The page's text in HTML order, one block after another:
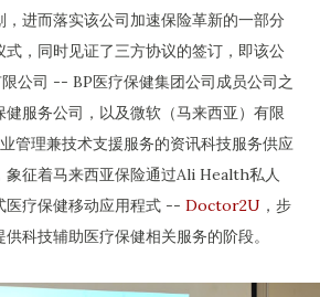
进而落实该公司加速保险革新的一部分
，同时见证了三方协议的签订，即该公
公司 -- BP医疗保健集团公司成员公司之
服务公司，以及微软（马来西亚）有限
管理兼技术支援服务的资讯科技服务供应
象征着马来西亚保险通过Ali Health私人
医疗保健移动应用程式 -- Doctor2U ，步
科技辅助医疗保健相关服务的阶段。